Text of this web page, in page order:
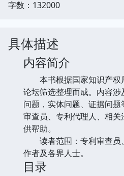
字数：132000
具体描述
内容简介
本书根据国家知识产权
论坛筛选整理而成。内容
问题，实体问题、证据问
审查员、专利代理人、相
供帮助。
读者范围：专利审查员
作者及各界人士。
目录